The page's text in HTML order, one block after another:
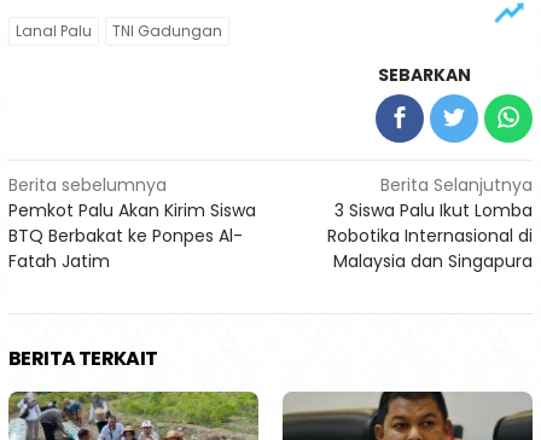
Lanal Palu TNI Gadungan
SEBARKAN
Navigasi
pos
Berita sebelumnya
Pemkot Palu Akan Kirim Siswa
BTQ Berbakat ke Ponpes Al-
Fatah Jatim
Berita Selanjutnya
3 Siswa Palu Ikut Lomba
Robotika Internasional di
Malaysia dan Singapura
BERITA TERKAIT